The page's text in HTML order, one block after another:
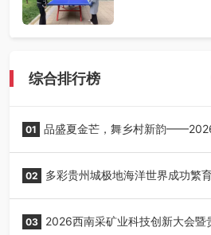
综合排行榜
01 品盛夏金芒，舞乡村新韵
02 多彩贵州城极地海洋世界成功繁
03 2026西南采矿业科技创新大会暨